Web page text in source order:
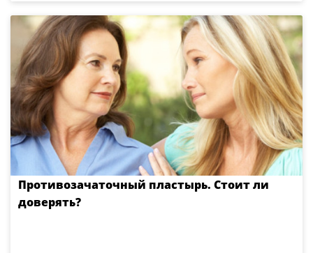
Противозачаточный пластырь. Стоит ли
доверять?